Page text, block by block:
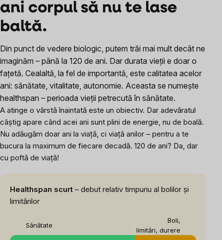
ani corpul să nu te lase
baltă.
Din punct de vedere biologic, putem trăi mai mult decât ne
imaginăm – până la 120 de ani. Dar durata vieții e doar o
fațetă. Cealaltă, la fel de importantă, este calitatea acelor
ani: sănătate, vitalitate, autonomie. Aceasta se numește
healthspan – perioada vieții petrecută în sănătate.
A atinge o vârstă înaintată este un obiectiv. Dar adevăratul
câștig apare când acei ani sunt plini de energie, nu de boală.
Nu adăugăm doar ani la viață, ci viață anilor – pentru a te
bucura la maximum de fiecare decadă. 120 de ani? Da, dar
cu poftă de viață!
Healthspan scurt – debut relativ timpuriu al bolilor și
limitărilor
Sănătate
Boli,
limitări, durere